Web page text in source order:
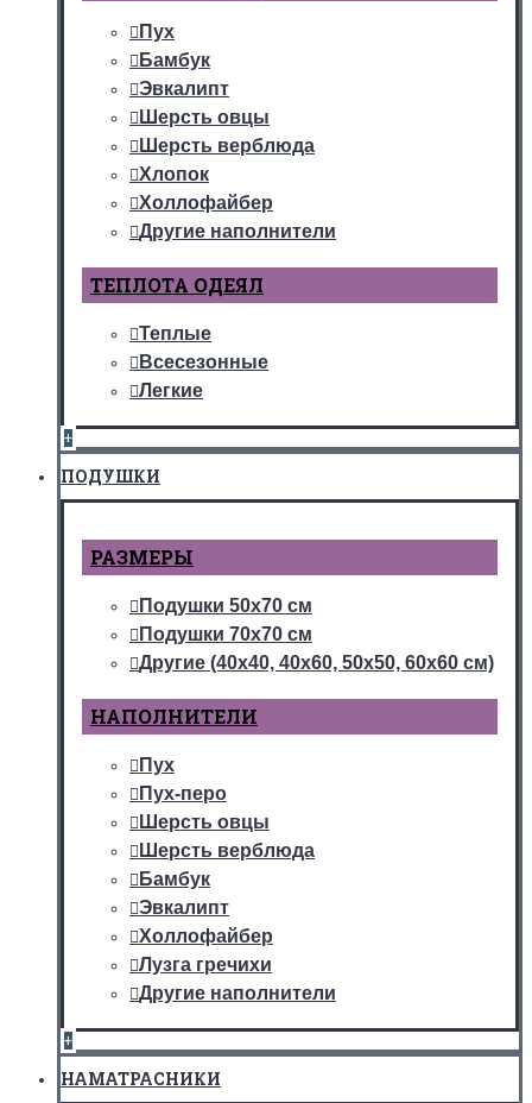
Пух
Бамбук
Эвкалипт
Шерсть овцы
Шерсть верблюда
Хлопок
Холлофайбер
Другие наполнители
ТЕПЛОТА ОДЕЯЛ
Теплые
Всесезонные
Легкие
+
ПОДУШКИ
РАЗМЕРЫ
Подушки 50х70 см
Подушки 70х70 см
Другие (40х40, 40х60, 50х50, 60х60 см)
НАПОЛНИТЕЛИ
Пух
Пух-перо
Шерсть овцы
Шерсть верблюда
Бамбук
Эвкалипт
Холлофайбер
Лузга гречихи
Другие наполнители
+
НАМАТРАСНИКИ